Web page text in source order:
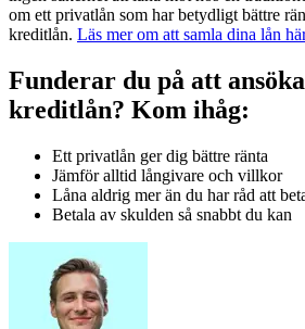
om ett privatlån som har betydligt bättre
kreditlån. Läs mer om att samla dina lån här
Funderar du på att
kreditlån? Kom ihåg:
Ett privatlån ger dig bättre ränta
Jämför alltid långivare och villkor
Låna aldrig mer än du har råd att
Betala av skulden så snabbt du kan